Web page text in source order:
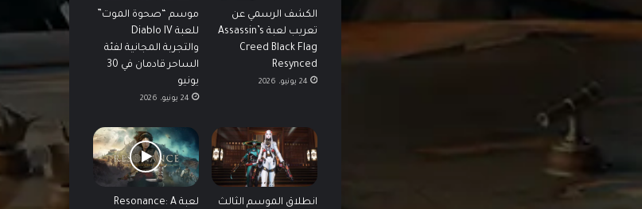
الكشف الرسمي عن
تعريب لعبة Assassin’s
Creed Black Flag
Resynced
24 يونيو، 2026
موسم “صحوة الموت”
للعبة Diablo IV
والتجربة المجانية لفئة
الساحر قادمان في 30
يونيو
24 يونيو، 2026
انطلاق الموسم الثالث
لعبة Resonance: A